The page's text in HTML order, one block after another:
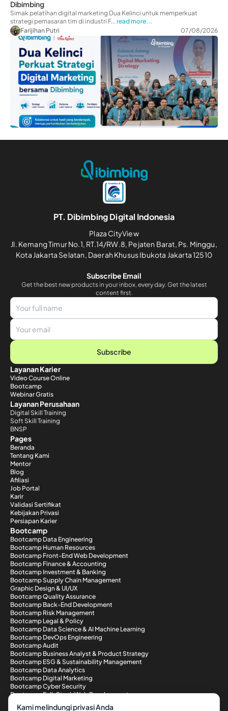
Dibimbing
Simak pelatihan digital marketing Dua Kelinci untuk memperkuat
strategi pemasaran tim di industri F...read more...
Farijihan Putri
07/08/2026
PT. Dibimbing Digital Indonesia
Plaza CityView
Jl. Kemang Timur No.1, RT.14/RW.8, Pejaten Barat, Ps. Minggu,
Kota Jakarta Selatan, Daerah Khusus Ibukota Jakarta 12510
Subscribe Email
Get the best new products in your inbox, every day. Get the latest
content first.
Subscribe
Layanan Karier
Video Course Online
Bootcamp
Webinar Gratis
Layanan Perusahaan
Digital Skill Training
Soft Skill Training
BNSP
Pages
Beranda
Tentang Kami
Mentor
Blog
Afiliasi
Job Portal
Karir
Validasi Sertifikat
Kebijakan Privasi
Persiapan Karier
Bootcamp
Bootcamp Data Engineering
Bootcamp Human Resources
Bootcamp Front-End Web Development
Bootcamp Finance & Accounting
Bootcamp Investment & Banking
Bootcamp Supply Chain Management
Graphic Design & UI/UX
Bootcamp Quality Assurance
Bootcamp Back-End Development
Bootcamp Risk Management
Bootcamp Legal & Policy
Bootcamp Data Science & AI Machine Learning
Bootcamp DevOps Engineering
Bootcamp Audit
Bootcamp Business Analyst & Product Strategy
Bootcamp ESG & Sustainability Management
Bootcamp Data Analytics
Bootcamp Digital Marketing
Bootcamp Cyber Security
Bootcamp Full-Stack Web Development
Metode Pembayaran
Kami melindungi privasi Anda